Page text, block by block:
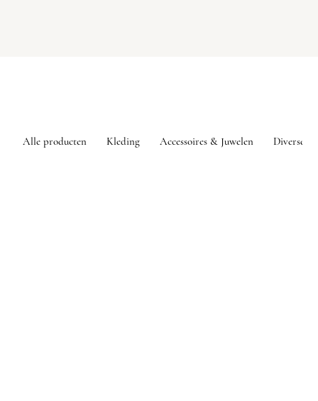
Alle producten Kleding Accessoires & Juwelen Diversen